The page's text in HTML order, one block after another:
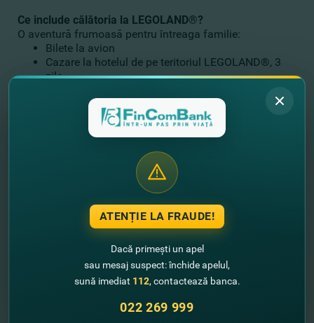
Ce include călătoria la LEGOLAND®?
O aventură frumoasă pentru întreaga familie:
Bilete la avion
Cazare la hotelul de pe teritoriul LEGOLAND®, 3
zile
Bilete la LEGOLAND®
LEGOLAND® - un tărâm magic, asamblat din 46 de
milioane de cuburi în miniatură, situat în oraşul danez
Billun, locul de naştere al celebrului inventator a
Alte noutăţiATENȚIE LA FRAUDE!
Dacă primești un apel
sau mesaj suspect: închide apelul,
sună imediat 112, contactează banca.
022 269 999